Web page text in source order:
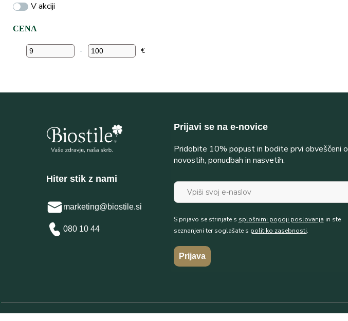
V akciji
CENA
Minimum Price
- Maximum Price €
Hiter stik z nami
marketing@biostile.si
080 10 44
Prijavi se na e-novice
Pridobite 10% popust in bodite prvi obveščeni o
novostih, ponudbah in nasvetih.
S prijavo se strinjate s splošnimi pogoji poslovanja in ste
seznanjeni ter soglašate s politiko zasebnosti.
Prijava